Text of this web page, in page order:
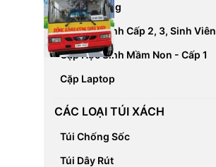
Cặp Đa Năng
Cặp Học Sinh Cấp 2, 3, Sinh Viên
Cặp Học Sinh Mầm Non - Cấp 1
Cặp Laptop
CÁC LOẠI TÚI XÁCH
Túi Chống Sốc
Túi Dây Rút